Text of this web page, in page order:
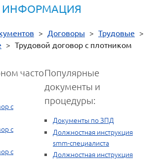
ИНФОРМАЦИЯ
> Договоры > Трудовые >
> Трудовой договор с плотником
часто
с
с
с
Популярные
документы и
процедуры:
Документы по ЗПД
Должностная инструкция
smm-специалиста
Должностная инструкция